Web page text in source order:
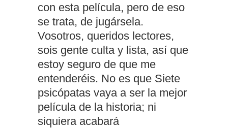
con esta película, pero de eso
se trata, de jugársela.
Vosotros, queridos lectores,
sois gente culta y lista, así que
estoy seguro de que me
entenderéis. No es que Siete
psicópatas vaya a ser la mejor
película de la historia; ni
siquiera acabará